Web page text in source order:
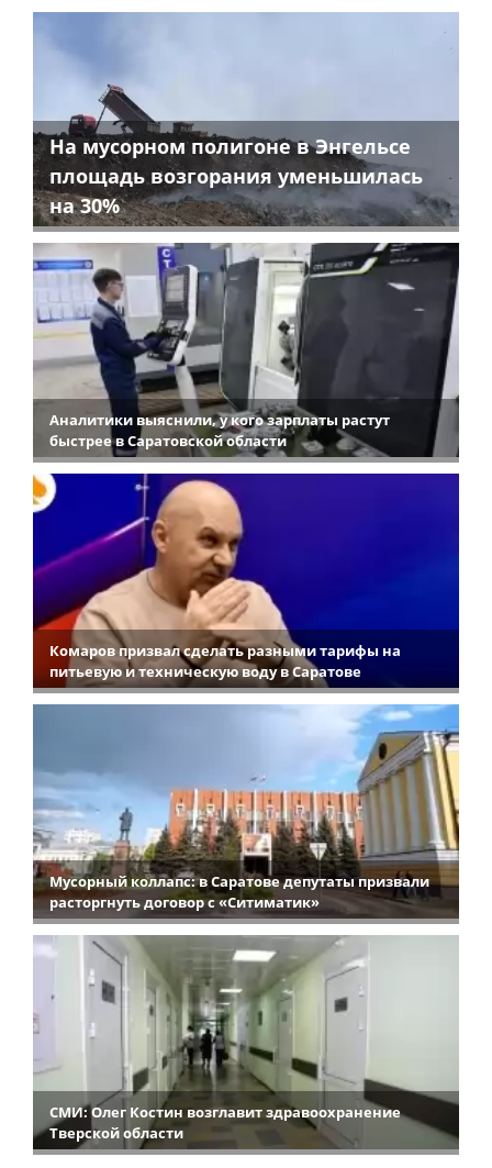
На мусорном полигоне в Энгельсе
площадь возгорания уменьшилась
на 30%
Аналитики выяснили, у кого зарплаты растут
быстрее в Саратовской области
Комаров призвал сделать разными тарифы на
питьевую и техническую воду в Саратове
Мусорный коллапс: в Саратове депутаты призвали
расторгнуть договор с «Ситиматик»
СМИ: Олег Костин возглавит здравоохранение
Тверской области